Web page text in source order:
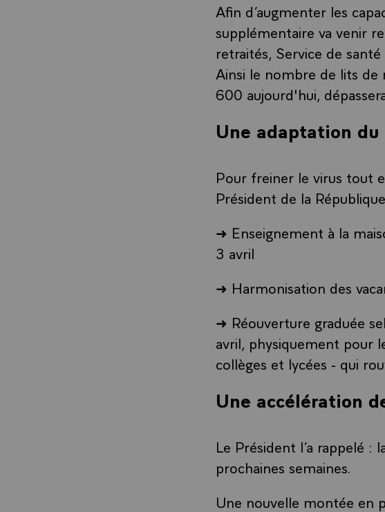
Afin d’augmenter les
supplémentaire va venir
retraités, Service de
Ainsi le nombre de lits
600 aujourd'hui,
Une adaptation
Pour freiner le virus tout
Président de la
➜ Enseignement à la
3 avril
➜ Harmonisation des
➜ Réouverture graduée
avril, physiquement pour
collèges et lycées - qui
Une accélération
Le Président l’a rappelé :
prochaines semaines.
Une nouvelle montée en